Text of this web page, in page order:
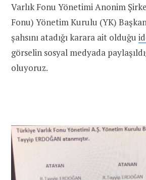
Varlık Fonu Yönetimi Anonim
Fonu) Yönetim Kurulu (YK)
şahsını atadığı karara ait olduğu
görselin sosyal medyada
oluyoruz.